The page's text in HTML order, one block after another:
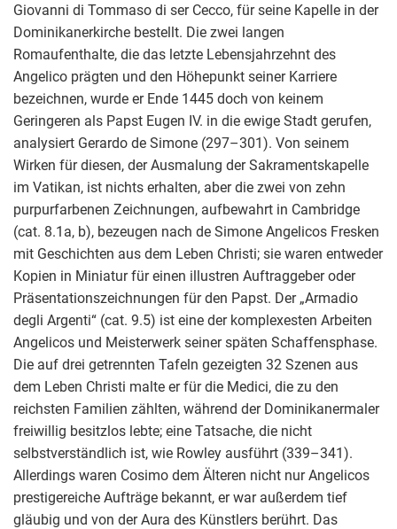
Giovanni di Tommaso di ser Cecco, für seine Kapelle in der
Dominikanerkirche bestellt. Die zwei langen
Romaufenthalte, die das letzte Lebensjahrzehnt des
Angelico prägten und den Höhepunkt seiner Karriere
bezeichnen, wurde er Ende 1445 doch von keinem
Geringeren als Papst Eugen IV. in die ewige Stadt gerufen,
analysiert Gerardo de Simone (297–301). Von seinem
Wirken für diesen, der Ausmalung der Sakramentskapelle
im Vatikan, ist nichts erhalten, aber die zwei von zehn
purpurfarbenen Zeichnungen, aufbewahrt in Cambridge
(cat. 8.1a, b), bezeugen nach de Simone Angelicos Fresken
mit Geschichten aus dem Leben Christi; sie waren entweder
Kopien in Miniatur für einen illustren Auftraggeber oder
Präsentationszeichnungen für den Papst. Der „Armadio
degli Argenti“ (cat. 9.5) ist eine der komplexesten Arbeiten
Angelicos und Meisterwerk seiner späten Schaffensphase.
Die auf drei getrennten Tafeln gezeigten 32 Szenen aus
dem Leben Christi malte er für die Medici, die zu den
reichsten Familien zählten, während der Dominikanermaler
freiwillig besitzlos lebte; eine Tatsache, die nicht
selbstverständlich ist, wie Rowley ausführt (339–341).
Allerdings waren Cosimo dem Älteren nicht nur Angelicos
prestigereiche Aufträge bekannt, er war außerdem tief
gläubig und von der Aura des Künstlers berührt. Das